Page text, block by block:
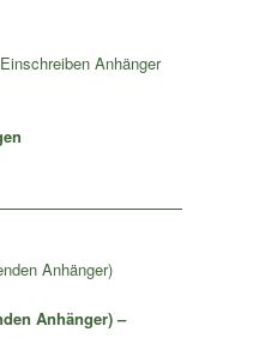
Anhänger) –